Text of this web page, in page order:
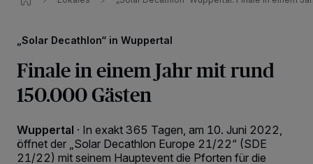
„Solar Decathlon“ in Wuppertal
Finale in einem Jahr mit rund
150.000 Gästen
Wuppertal · In exakt 365 Tagen, am 10. Juni 2022,
öffnet der „Solar Decathlon Europe 21/22“ (SDE
21/22) mit seinem Hauptevent die Pforten für die